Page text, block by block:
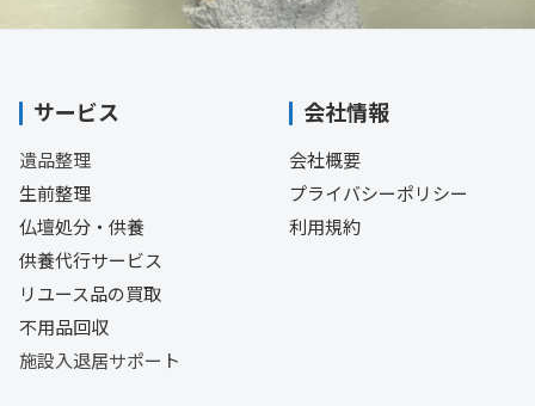
サービス
遺品整理
生前整理
仏壇処分・供養
供養代行サービス
リユース品の買取
不用品回収
施設入退居サポート
会社情報
会社概要
プライバシーポリシー
利用規約